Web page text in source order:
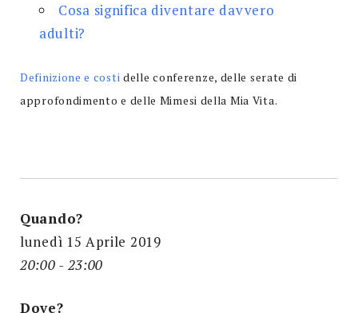
Cosa significa diventare davvero
adulti?
Definizione e costi delle conferenze, delle serate di
approfondimento e delle Mimesi della Mia Vita.
Quando?
lunedì 15 Aprile 2019
20:00 - 23:00
Dove?